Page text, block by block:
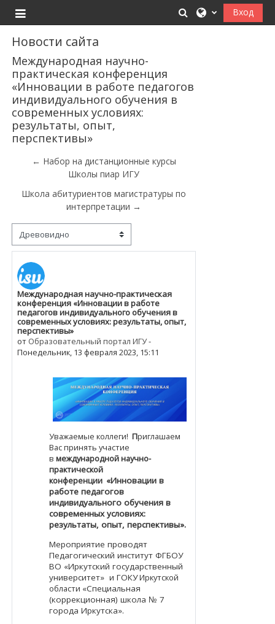
Боковая панель
ИзменитьВход
Новости сайта
Международная научно-
практическая конференция
«Инновации в работе педагогов
индивидуального обучения в
современных условиях:
результаты, опыт,
перспективы»
← Набор на дистанционные курсы
Школы пиар ИГУ
Школа абитуриентов магистратуры по
интерпретации →
Режим отображения
Международная научно-практическая
конференция «Инновации в работе
педагогов индивидуального обучения в
современных условиях: результаты, опыт,
перспективы»
от Образовательный портал ИГУ-
Понедельник, 13 февраля 2023, 15:11
Количество ответов: 0
Уважаемые коллеги! Приглашаем
Вас принять участие
в международной научно-
практической
конференции «Инновации в
работе педагогов
индивидуального обучения в
современных условиях:
результаты, опыт, перспективы».
Мероприятие проводят
Педагогический институт ФГБОУ
ВО «Иркутский государственный
университет» и ГОКУИркутской
области «Специальная
(коррекционная) школа № 7
города Иркутска».